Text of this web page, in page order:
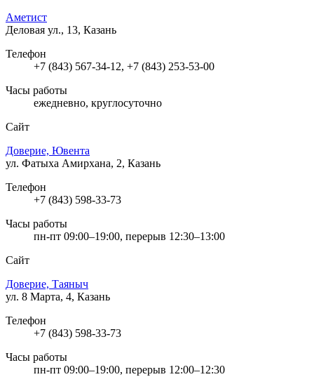
Аметист
Деловая ул., 13, Казань
Телефон
+7 (843) 567-34-12, +7 (843) 253-53-00
Часы работы
ежедневно, круглосуточно
Сайт
Доверие, Ювента
ул. Фатыха Амирхана, 2, Казань
Телефон
+7 (843) 598-33-73
Часы работы
пн-пт 09:00–19:00, перерыв 12:30–13:00
Сайт
Доверие, Таяныч
ул. 8 Марта, 4, Казань
Телефон
+7 (843) 598-33-73
Часы работы
пн-пт 09:00–19:00, перерыв 12:00–12:30